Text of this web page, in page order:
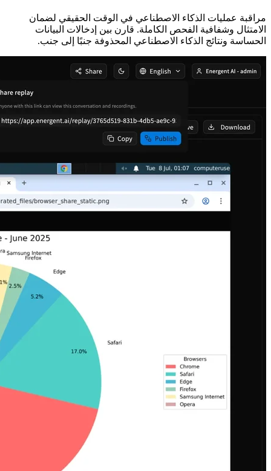
مراقبة عمليات الذكاء الاصطناعي في الوقت الحقيقي لضمان
الامتثال وشفافية الفحص الكاملة. قارن بين إدخالات البيانات
الحساسة ونتائج الذكاء الاصطناعي المحذوفة جنبًا إلى جنب.